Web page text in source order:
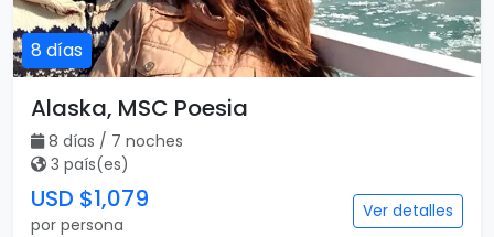
8 días
Alaska, MSC Poesia
8 días / 7 noches
3 país(es)
USD $1,079
por persona
Ver detalles